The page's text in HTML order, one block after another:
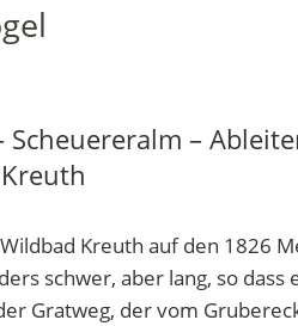
–
Kreuth auf den 1826
schwer, aber lang, so dass
Gratweg, der vom